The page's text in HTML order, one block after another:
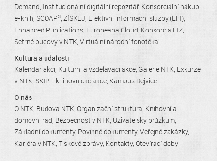
Demand Institucionální digitální repozitář Konsorciální nákup
e-knih SCOAP3 ZÍSKEJ Efektivní informační služby (EFI)
Enhanced Publications Europeana Cloud Konsorcia EIZ
Šetrné budovy v NTK Virtuální národní fonotéka
Kultura a události
Kalendář akcí Kulturní a vzdělávací akce Galerie NTK Exkurze
v NTK SKIP - knihovnické akce Kampus Dejvice
O nás
O NTK Budova NTK Organizační struktura Knihovní a
domovní řád Bezpečnost v NTK Uživatelský průzkum
Základní dokumenty Povinné dokumenty Veřejné zakázky
Kariéra v NTK Tiskové zprávy Kontakty Otevírací doby